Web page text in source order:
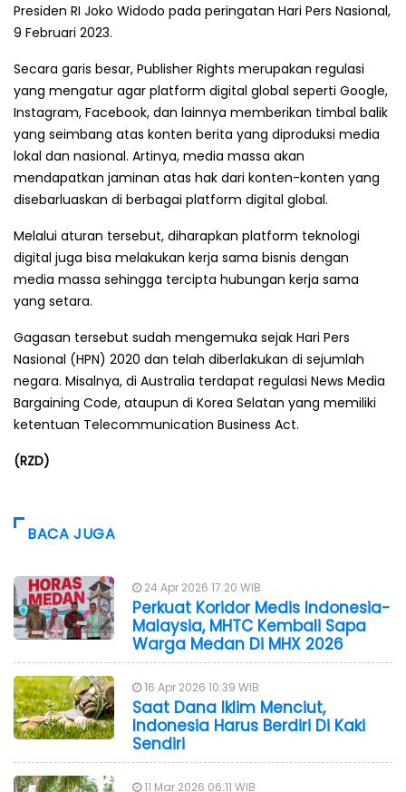
Presiden RI Joko Widodo pada peringatan Hari Pers Nasional,
9 Februari 2023.
Secara garis besar, Publisher Rights merupakan regulasi
yang mengatur agar platform digital global seperti Google,
Instagram, Facebook, dan lainnya memberikan timbal balik
yang seimbang atas konten berita yang diproduksi media
lokal dan nasional. Artinya, media massa akan
mendapatkan jaminan atas hak dari konten-konten yang
disebarluaskan di berbagai platform digital global.
Melalui aturan tersebut, diharapkan platform teknologi
digital juga bisa melakukan kerja sama bisnis dengan
media massa sehingga tercipta hubungan kerja sama
yang setara.
Gagasan tersebut sudah mengemuka sejak Hari Pers
Nasional (HPN) 2020 dan telah diberlakukan di sejumlah
negara. Misalnya, di Australia terdapat regulasi News Media
Bargaining Code, ataupun di Korea Selatan yang memiliki
ketentuan Telecommunication Business Act.
(RZD)
BACA JUGA
24 Apr 2026 17:20 WIB
Perkuat Koridor Medis Indonesia-
Malaysia, MHTC Kembali Sapa
Warga Medan Di MHX 2026
16 Apr 2026 10:39 WIB
Saat Dana Iklim Menciut,
Indonesia Harus Berdiri Di Kaki
Sendiri
11 Mar 2026 06:11 WIB